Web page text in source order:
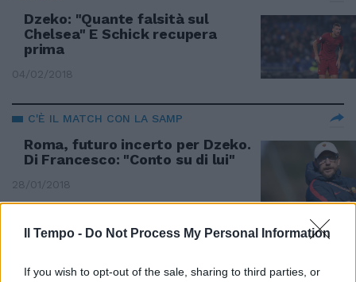
Il Tempo - Do Not Process My Personal Information
If you wish to opt-out of the sale, sharing to third parties, or
Dzeko: "Quante falsità sul
Chelsea" E Schick recupera
prima
04/02/2018
C'È IL MATCH CON LA SAMP
Roma, futuro incerto per Dzeko.
Di Francesco: "Conto su di lui"
28/01/2018
MERCATO INVERNALE
Chelsea. Accordo trovato